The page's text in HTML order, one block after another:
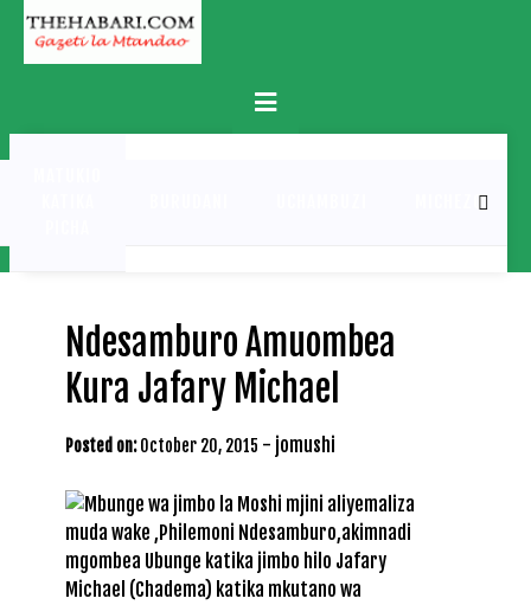
Skip
content
Primary
Menu
MICHEZO
Ndesamburo Amuombea
Kura Jafary Michael
Posted on: October 20, 2015 - jomushi